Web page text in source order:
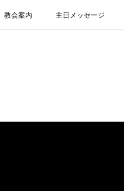
教会案内 主日メッセージ